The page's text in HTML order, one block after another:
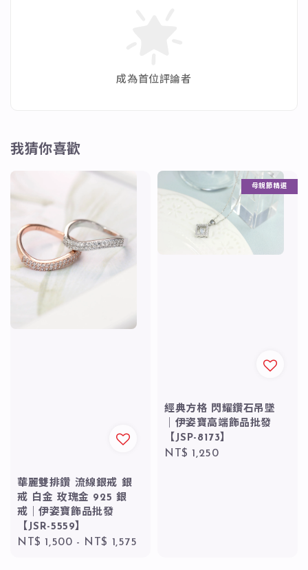
成為首位評論者
我猜你喜歡
華麗雙排鑽 流線銀戒 銀
戒 白金 玫瑰金 925 銀
戒｜伊姿寶飾品批發
【JSR-5559】
Regular
NT$ 1,500 - NT$ 1,575
母親節精選
經典方格 閃耀鑽石吊墜
｜伊姿寶高端飾品批發
【JSP-8173】
Regular
NT$ 1,250